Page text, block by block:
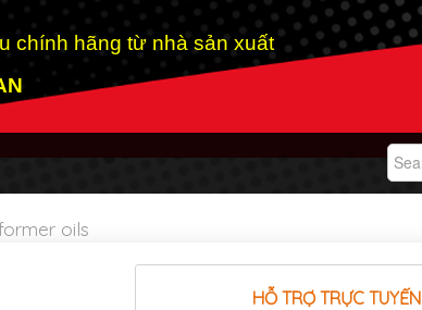
chính hãng từ nhà sản xuất
oils
HỖ TRỢ TRỰC TUYẾN